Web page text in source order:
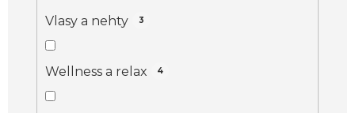
Vlasy a nehty 3
Wellness a relax 4